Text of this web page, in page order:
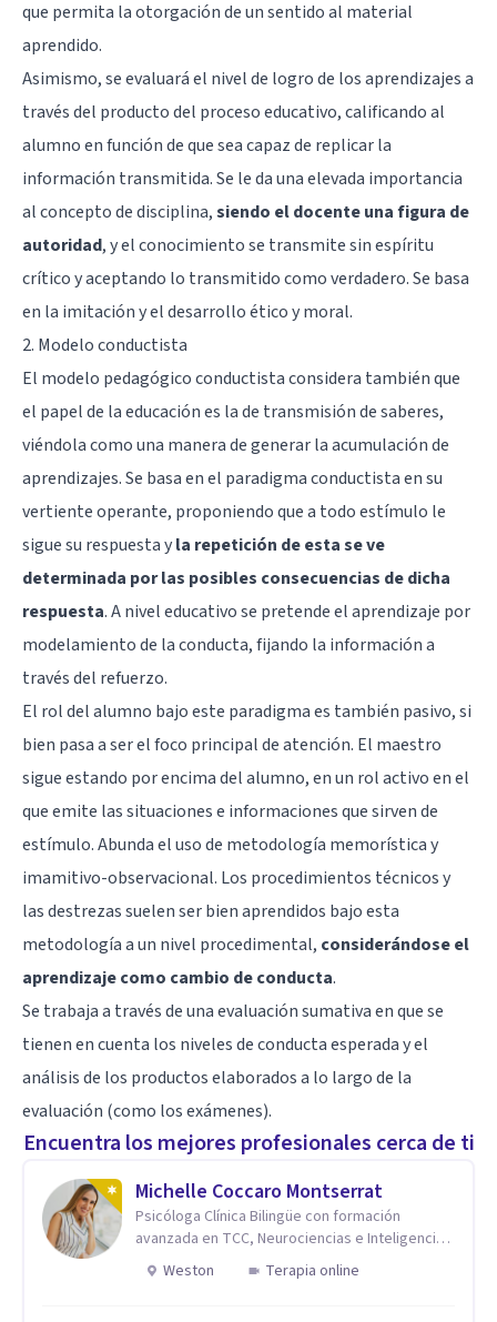
que permita la otorgación de un sentido al material
aprendido.
Asimismo, se evaluará el nivel de logro de los aprendizajes a
través del producto del proceso educativo, calificando al
alumno en función de que sea capaz de replicar la
información transmitida. Se le da una elevada importancia
al concepto de disciplina,siendo el docente una figura de
autoridad, y el conocimiento se transmite sin espíritu
crítico y aceptando lo transmitido como verdadero. Se basa
en la imitación y el desarrollo ético y moral.
2. Modelo conductista
El modelo pedagógico conductista considera también que
el papel de la educación es la de transmisión de saberes,
viéndola como una manera de generar la acumulación de
aprendizajes. Se basa en el paradigma conductista en su
vertiente operante, proponiendo que a todo estímulo le
sigue su respuesta yla repetición de esta se ve
determinada por las posibles consecuencias de dicha
respuesta. A nivel educativo se pretende el aprendizaje por
modelamiento de la conducta, fijando la información a
través del refuerzo.
El rol del alumno bajo este paradigma es también pasivo, si
bien pasa a ser el foco principal de atención. El maestro
sigue estando por encima del alumno, en un rol activo en el
que emite las situaciones e informaciones que sirven de
estímulo. Abunda el uso de metodología memorística y
imamitivo-observacional. Los procedimientos técnicos y
las destrezas suelen ser bien aprendidos bajo esta
metodología a un nivel procedimental, considerándose el
aprendizaje como cambio de conducta.
Se trabaja a través de una evaluación sumativa en que se
tienen en cuenta los niveles de conducta esperada y el
análisis de los productos elaborados a lo largo de la
evaluación (como los exámenes).
Encuentra los mejores profesionales cerca de ti
Michelle Coccaro Montserrat
Psicóloga Clínica Bilingüe con formación
avanzada en TCC, Neurociencias e Inteligencia
Emocional.
Weston Terapia online